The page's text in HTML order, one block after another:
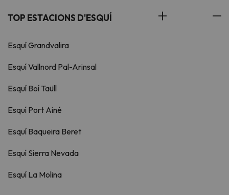
TOP ESTACIONS D'ESQUÍ
Esquí Grandvalira
Esquí Vallnord Pal-Arinsal
Esquí Boí Taüll
Esquí Port Ainé
Esquí Baqueira Beret
Esquí Sierra Nevada
Esquí La Molina